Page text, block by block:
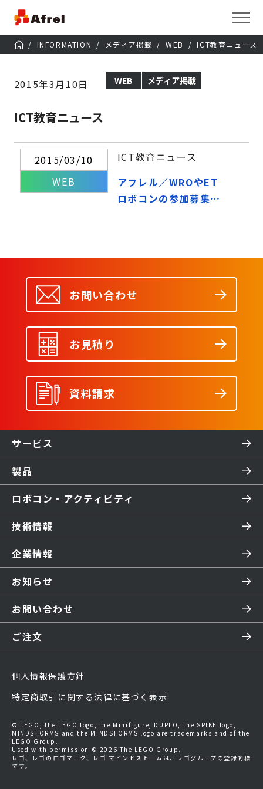
INFORMATION メディア掲載 WEB ICT教育ニュース
2015年3月10日 WEB メディア掲載
ICT教育ニュース
2015/03/10
WEB
ICT教育ニュース
アフレル／WROやET
ロボコンの参加募集ガ
お問い合わせ
お見積り
資料請求
サービス
製品
ロボコン・アクティビティ
技術情報
企業情報
お知らせ
お問い合わせ
ご注文
個人情報保護方針
特定商取引に関する法律に基づく表示
© LEGO, the LEGO logo, the Minifigure, DUPLO, the SPIKE logo,
MINDSTORMS and the MINDSTORMS logo are trademarks and of the
LEGO Group.
Used with permission © 2026 The LEGO Group.
レゴ、レゴのロゴマーク、レゴ マインドストームは、レゴグループの登録商標
です。